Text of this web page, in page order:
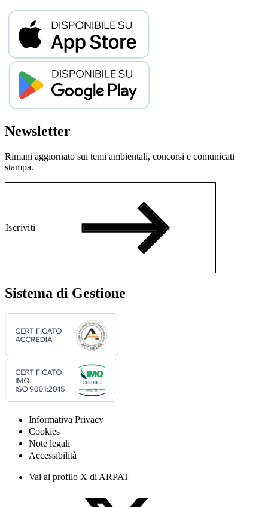
Newsletter
Rimani aggiornato sui temi ambientali, concorsi e comunicati
stampa.
Iscriviti
Sistema di Gestione
Informativa Privacy
Cookies
Note legali
Accessibilità
Vai al profilo X di ARPAT